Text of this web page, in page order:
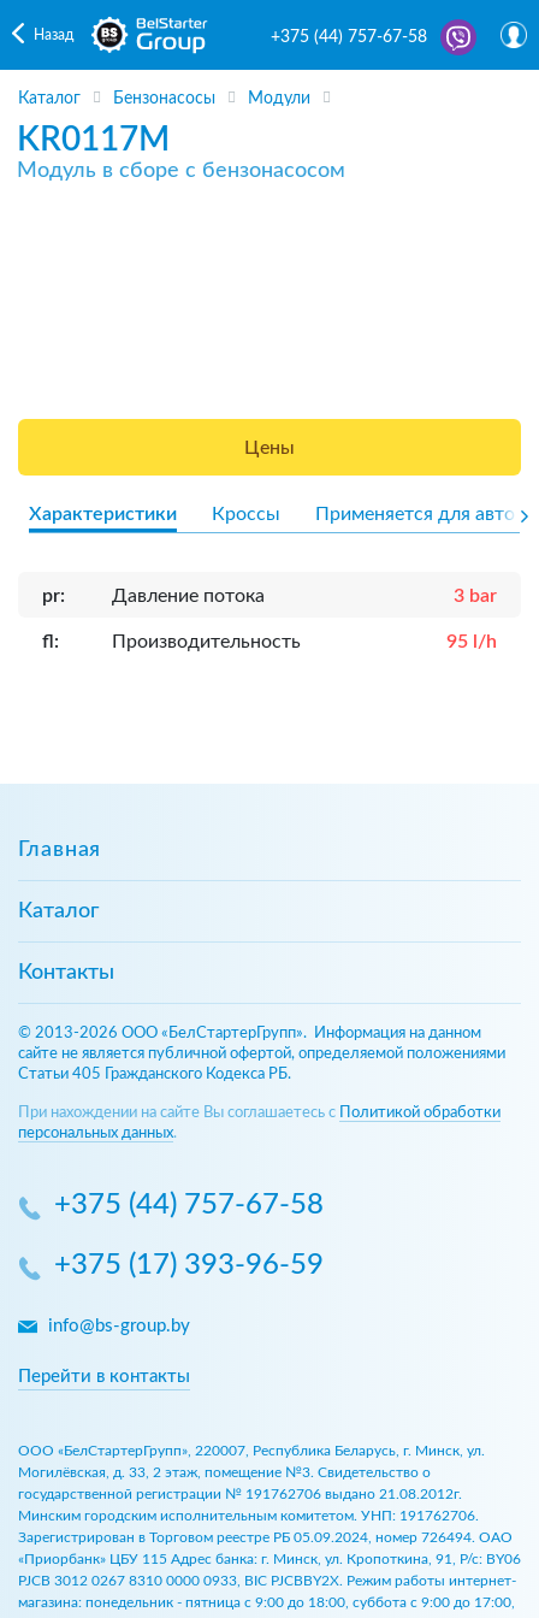
Назад +375 (44) 757-67-58
Каталог Бензонасосы Модули
KR0117M
Модуль в сборе с бензонасосом
Цены
Характеристики Кроссы Применяется для авто
pr: Давление потока 3 bar
fl: Производительность 95 l/h
Главная
Каталог
Контакты
© 2013-2026 ООО «БелСтартерГрупп». Информация на данном
сайте не является публичной офертой, определяемой положениями
Статьи 405 Гражданского Кодекса РБ.
При нахождении на сайте Вы соглашаетесь с
Политикой обработки
персональных данных.
+375 (44) 757-67-58
+375 (17) 393-96-59
info@bs-group.by
Перейти в контакты
ООО «БелСтартерГрупп», 220007, Республика Беларусь, г. Минск, ул.
Могилёвская, д. 33, 2 этаж, помещение №3. Свидетельство о
государственной регистрации № 191762706 выдано 21.08.2012г.
Минским городским исполнительным комитетом. УНП: 191762706.
Зарегистрирован в Торговом реестре РБ 05.09.2024, номер 726494. ОАО
«Приорбанк» ЦБУ 115 Адрес банка: г. Минск, ул. Кропоткина, 91, Р/с: BY06
PJCB 3012 0267 8310 0000 0933, BIC PJCBBY2X. Режим работы интернет-
магазина: понедельник - пятница с 9:00 до 18:00, суббота с 9:00 до 17:00,